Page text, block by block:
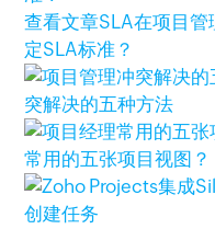
查看文章SLA在项目管
定SLA标准？
突解决的五种方法
常用的五张项目视图？